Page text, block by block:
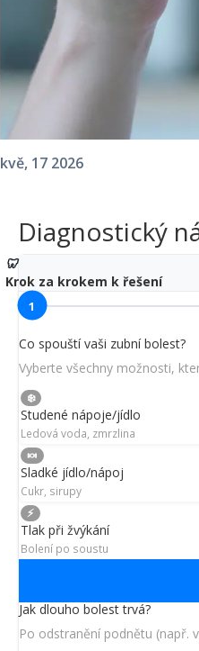
kvě, 17 2026
Diagnostický
🦷
Krok za krokem k řešení
1
Co spouští vaši zubní bolest?
Vyberte všechny možnosti,
❄️
Studené nápoje/jídlo
Ledová voda, zmrzlina
🍬
Sladké jídlo/nápoj
Cukr, sirupy
⚡
Tlak při žvýkání
Bolení po soustu
Jak dlouho bolest trvá?
Po odstranění podnětu (např.